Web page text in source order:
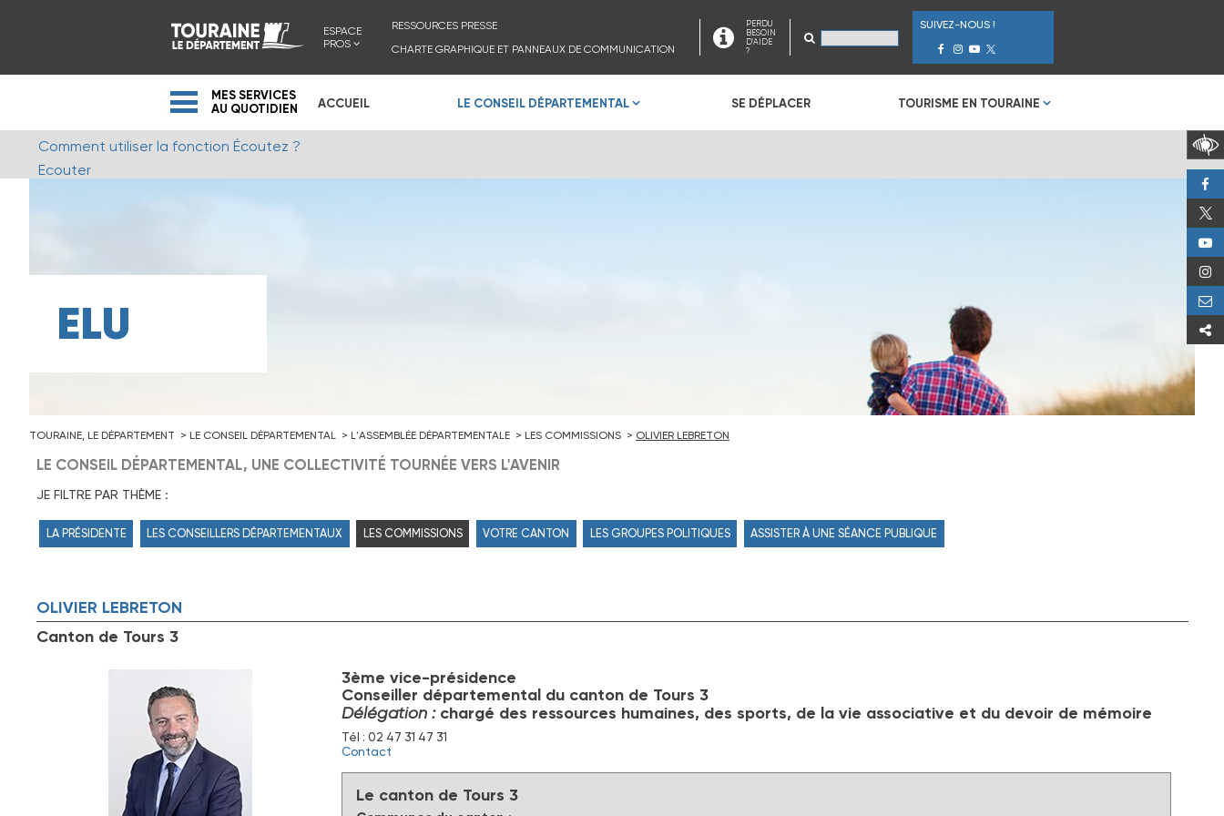
ESPACE
PROS
RESSOURCES PRESSE
CHARTE GRAPHIQUE ET PANNEAUX DE COMMUNICATION
PERDU
BESOIN
D'AIDE
?
SUIVEZ-NOUS !
MES SERVICES
AU QUOTIDIEN
ACCUEIL LE CONSEIL DÉPARTEMENTAL SE DÉPLACER TOURISME EN TOURAINE
Comment utiliser la fonction Écoutez ?
Ecouter
ELU
TOURAINE, LE DÉPARTEMENT LE CONSEIL DÉPARTEMENTAL L'ASSEMBLÉE DÉPARTEMENTALE LES COMMISSIONS OLIVIER LEBRETON
LE CONSEIL DÉPARTEMENTAL, UNE COLLECTIVITÉ TOURNÉE VERS L'AVENIR
JE FILTRE PAR THÈME :
LA PRÉSIDENTE LES CONSEILLERS DÉPARTEMENTAUX LES COMMISSIONS VOTRE CANTON LES GROUPES POLITIQUES ASSISTER À UNE SÉANCE PUBLIQUE
OLIVIER LEBRETON
Canton de Tours 3
3ème vice-présidence
Conseiller départemental du canton de Tours 3
Délégation :chargé des ressources humaines, des sports, de la vie associative et du devoir de mémoire
Tél : 02 47 31 47 31
Contact
Le canton de Tours 3